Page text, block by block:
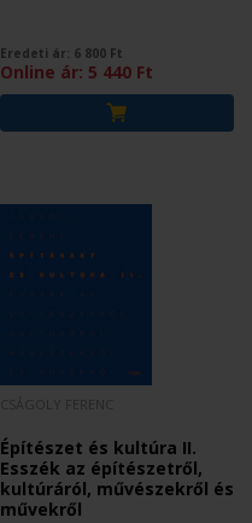
Eredeti ár: 6 800 Ft
Online ár: 5 440 Ft
Építészet és kultúra II.
Esszék az építészetről,
kultúráról, művészekről és
művekről